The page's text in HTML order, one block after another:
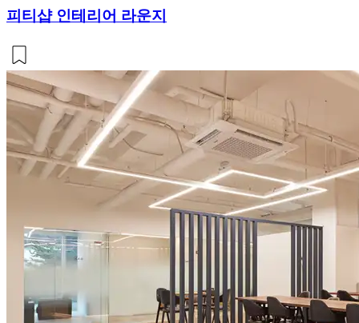
피티샵 인테리어 라운지